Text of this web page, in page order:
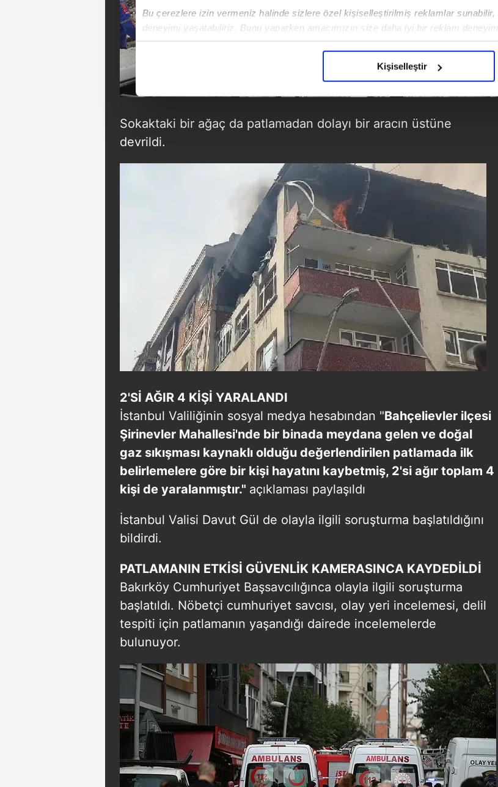
Bu çerezlere izin vermeniz halinde sizlere özel kişiselleştirilmiş reklamlar sunabilir,
deneyimi yaşatabiliriz. Bunu yaparken amacımızın size daha iyi bir reklam
içerikleri sunabilmek adına elimizden gelen çabayı gösterdiğimizi ve bu noktada,
çerezler vasıtasıyla çeşitli kişisel verileriniz işlenmekte olup gerekli olan çerezler
amacıyla kullanılmaktadır. Diğer çerezler, sitemizin daha işlevsel kılınması ve
Çerezlere ilişkin tercihlerinizi aşağıda yer alan panel vasıtasıyla belirleyebilirsiniz.
Çerez Bilgilendirme Metnimizi
6698 sayılı Kişisel Verilerin Korunması Kanunu uyarınca hazırlanmış Aydınlatma
mevzuata uygun olarak kullanılan çerezlerle ilgili bilgi almak için lütfentıklayınız
Kişiselleştir
Sokaktaki bir ağaç da patlamadan dolayı bir aracın üstüne
devrildi.
2'Sİ AĞIR 4 KİŞİ YARALANDI
İstanbul Valiliğinin sosyal medya hesabından "Bahçelievler ilçesi
Şirinevler Mahallesi'nde bir binada meydana gelen ve doğal
gaz sıkışması kaynaklı olduğu değerlendirilen patlamada ilk
belirlemelere göre bir kişi hayatını kaybetmiş, 2'si ağır toplam 4
kişi de yaralanmıştır." açıklaması paylaşıldı
İstanbul Valisi Davut Gül de olayla ilgili soruşturma başlatıldığını
bildirdi.
PATLAMANIN ETKİSİ GÜVENLİK KAMERASINCA KAYDEDİLDİ
Bakırköy Cumhuriyet Başsavcılığınca olayla ilgili soruşturma
başlatıldı. Nöbetçi cumhuriyet savcısı, olay yeri incelemesi, delil
tespiti için patlamanın yaşandığı dairede incelemelerde
bulunuyor.